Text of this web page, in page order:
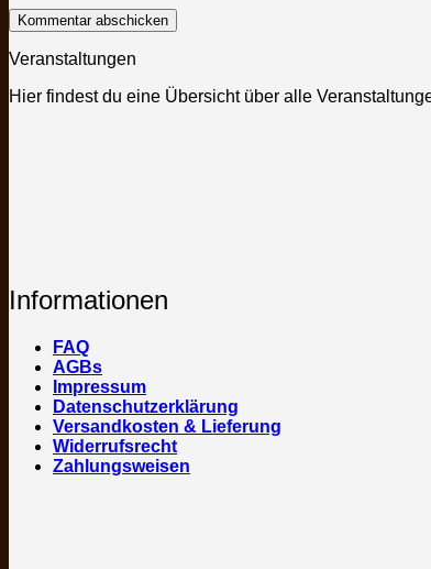
Veranstaltungen
Hier findest du eine Übersicht über alle
Informationen
FAQ
AGBs
Impressum
Datenschutzerklärung
Versandkosten & Lieferung
Widerrufsrecht
Zahlungsweisen